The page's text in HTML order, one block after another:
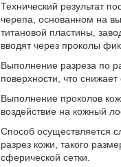
Технический результат
черепа, основанном на
титановой пластины,
вводят через проколы
Выполнение разреза по
поверхности, что
Выполнение проколов
воздействие на кожный
Способ осуществляется
разрез кожи, такого
сферической сетки.